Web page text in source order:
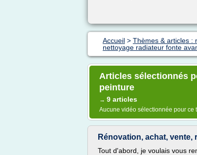
Accueil > Thèmes & articles :
nettoyage radiateur fonte
Articles sélectionnés
peinture
→ 9 articles
Aucune vidéo sélectionnée pour ce
Rénovation, achat,
Tout d'abord, je voulais vous